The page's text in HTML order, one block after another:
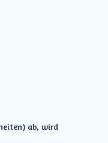
ab, wird